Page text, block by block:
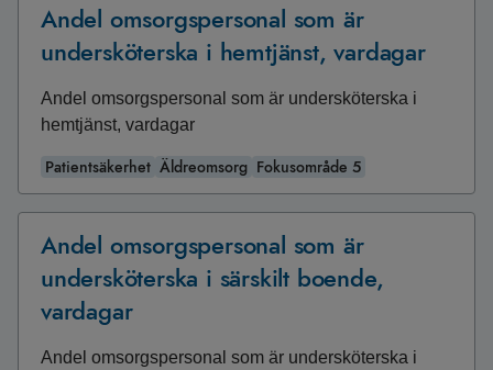
Andel omsorgspersonal som är
undersköterska i hemtjänst, vardagar
Andel omsorgspersonal som är undersköterska i
hemtjänst, vardagar
Patientsäkerhet Äldreomsorg Fokusområde 5
Andel omsorgspersonal som är
undersköterska i särskilt boende,
vardagar
Andel omsorgspersonal som är undersköterska i